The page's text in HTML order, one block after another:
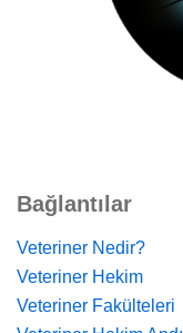
Bağlantılar
Veteriner Nedir?
Veteriner Hekim
Veteriner Fakülteleri